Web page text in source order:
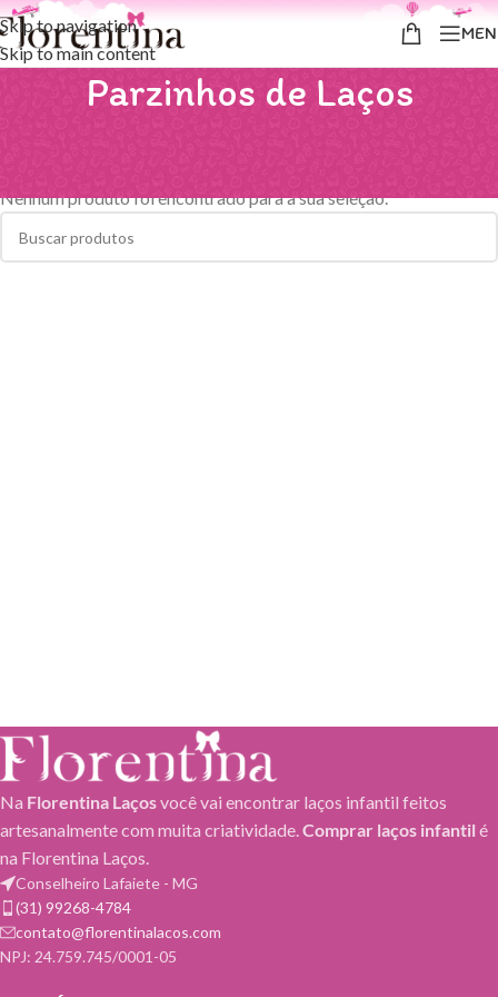
Skip to navigation
Skip to main content
Parzinhos de Laços
Nenhum produto foi encontrado para a sua seleção.
Na Florentina Laçosvocê vai encontrar laços infantil feitos
artesanalmente com muita criatividade. Comprar laços infantil é
na Florentina Laços.
Conselheiro Lafaiete - MG
(31) 99268-4784
contato@florentinalacos.com
24.759.745/0001-­05